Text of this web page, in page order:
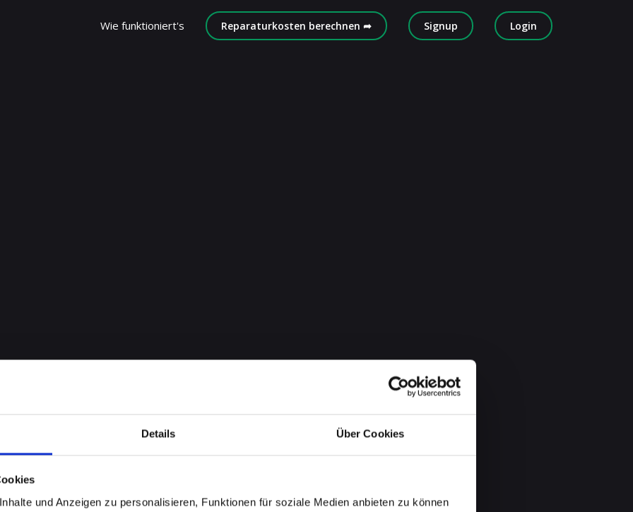
Details Über Cookies
und Anzeigen zu personalisieren, Funktionen für soziale Medien anbieten zu können
Wie funktioniert's Reparaturkosten berechnen ➦ Signup Login